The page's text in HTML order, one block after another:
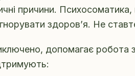
причини. Психосоматика,
здоров’я. Не
допомагає робота